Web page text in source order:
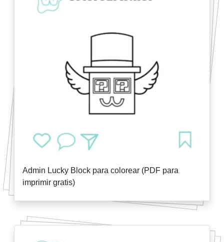
Admin Lucky Block para colorear (PDF para
imprimir gratis)